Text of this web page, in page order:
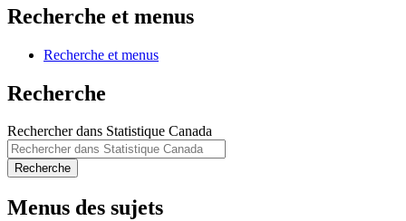
Recherche et menus
Recherche et menus
Recherche
Rechercher dans Statistique Canada
Recherche
Menus des sujets